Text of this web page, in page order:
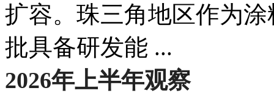
扩容。珠三角地区作为
批具备研发能 ...
2026年上半年观察